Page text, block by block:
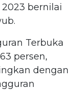
bernilai
Terbuka
persen,
dengan